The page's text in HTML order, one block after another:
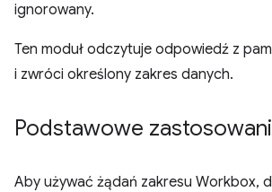
ignorowany.
Ten moduł odczytuje odpowiedź z
i zwróci określony zakres danych.
Podstawowe
Aby używać żądań zakresu Workbox,